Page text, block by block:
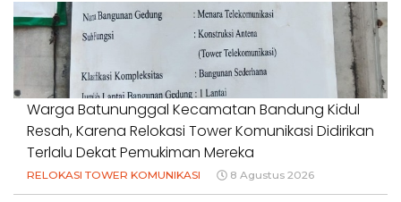
Warga Batununggal Kecamatan Bandung Kidul
Resah, Karena Relokasi Tower Komunikasi Didirikan
Terlalu Dekat Pemukiman Mereka
RELOKASI TOWER KOMUNIKASI 8 Agustus 2026